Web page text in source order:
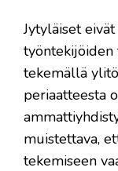
Jytyläiset
tekemällä
periaatteesta
muistettava,
tekemiseen